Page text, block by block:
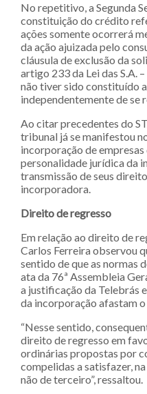
No repetitivo, a Segunda
constituição do crédito
ações somente ocorrerá
da ação ajuizada pelo
cláusula de exclusão da
artigo 233 da Lei das S.A.
não tiver sido constituído
independentemente de se
Ao citar precedentes do
tribunal já se manifestou
incorporação de
personalidade jurídica da
transmissão de seus
incorporadora.
Direito de regre​sso
Em relação ao direito de
Carlos Ferreira observou
sentido de que as normas
ata da 76ª Assembleia
a justificação da Telebrás
da incorporação afastam
“Nesse sentido,
direito de regresso em
ordinárias propostas por
compelidas a satisfazer,
não de terceiro”, ressaltou. ​